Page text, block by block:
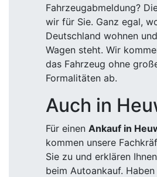
Fahrzeugabmeldung?
wir für Sie. Ganz egal,
Deutschland wohnen
Wagen steht. Wir
das Fahrzeug ohne
Formalitäten ab.
Auch in
Für einen Ankauf in
kommen unsere
Sie zu und erklären
beim Autoankauf.